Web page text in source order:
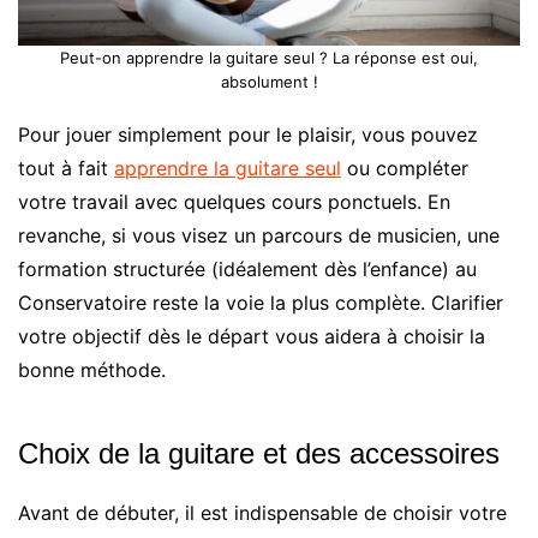
Peut-on apprendre la guitare seul ? La réponse est oui,
absolument !
Pour jouer simplement pour le plaisir, vous pouvez
tout à fait apprendre la guitare seul ou compléter
votre travail avec quelques cours ponctuels. En
revanche, si vous visez un parcours de musicien, une
formation structurée (idéalement dès l’enfance) au
Conservatoire reste la voie la plus complète. Clarifier
votre objectif dès le départ vous aidera à choisir la
bonne méthode.
Choix de la guitare et des accessoires
Avant de débuter, il est indispensable de choisir votre